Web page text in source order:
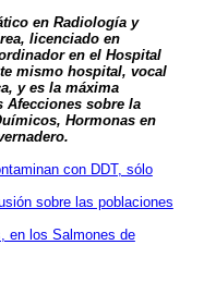
en Radiología y
licenciado en
en el Hospital
mismo hospital, vocal
y es la máxima
Afecciones sobre la
Hormonas en
con DDT, sólo
sobre las poblaciones
en los Salmones de